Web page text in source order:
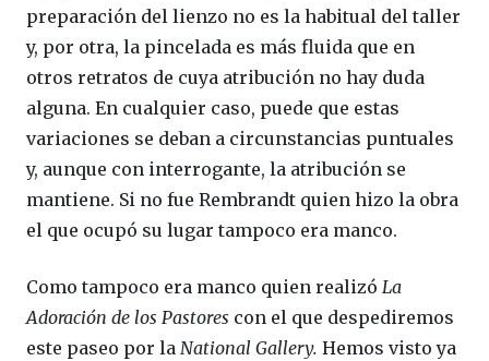
preparación del lienzo no es la habitual del taller
y, por otra, la pincelada es más fluida que en
otros retratos de cuya atribución no hay duda
alguna. En cualquier caso, puede que estas
variaciones se deban a circunstancias puntuales
y, aunque con interrogante, la atribución se
mantiene. Si no fue Rembrandt quien hizo la obra
el que ocupó su lugar tampoco era manco.
Como tampoco era manco quien realizó La
Adoración de los Pastores con el que despediremos
este paseo por la National Gallery. Hemos visto ya